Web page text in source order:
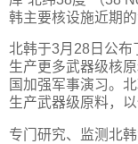
韩主要核设施近期的
北韩于3月28日公布
生产更多武器级核
国加强军事演习。
生产武器级原料，
专门研究、监测北